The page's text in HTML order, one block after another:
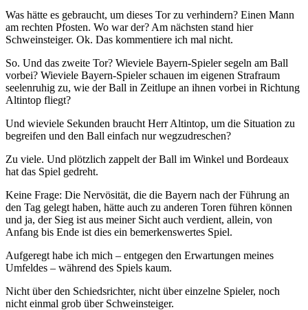
Was hätte es gebraucht, um dieses Tor zu verhindern? Einen Mann
am rechten Pfosten. Wo war der? Am nächsten stand hier
Schweinsteiger. Ok. Das kommentiere ich mal nicht.
So. Und das zweite Tor? Wieviele Bayern-Spieler segeln am Ball
vorbei? Wieviele Bayern-Spieler schauen im eigenen Strafraum
seelenruhig zu, wie der Ball in Zeitlupe an ihnen vorbei in Richtung
Altintop fliegt?
Und wieviele Sekunden braucht Herr Altintop, um die Situation zu
begreifen und den Ball einfach nur wegzudreschen?
Zu viele. Und plötzlich zappelt der Ball im Winkel und Bordeaux
hat das Spiel gedreht.
Keine Frage: Die Nervösität, die die Bayern nach der Führung an
den Tag gelegt haben, hätte auch zu anderen Toren führen können
und ja, der Sieg ist aus meiner Sicht auch verdient, allein, von
Anfang bis Ende ist dies ein bemerkenswertes Spiel.
Aufgeregt habe ich mich – entgegen den Erwartungen meines
Umfeldes – während des Spiels kaum.
Nicht über den Schiedsrichter, nicht über einzelne Spieler, noch
nicht einmal grob über Schweinsteiger.